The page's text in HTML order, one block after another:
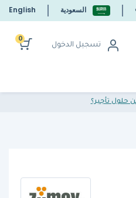
السعودية English
تسجيل الدخول
0
حلول تأجير؟